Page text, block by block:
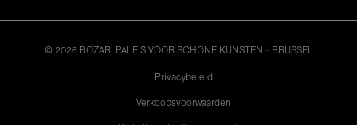
© 2026 BOZAR. PALEIS VOOR SCHONE KUNSTEN - BRUSSEL
Privacybeleid
Verkoopsvoorwaarden